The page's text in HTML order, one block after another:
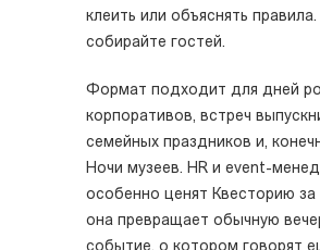
клеить или объяснять
собирайте гостей.
Формат подходит для дней
корпоративов, встреч
семейных праздников и,
Ночи музеев. HR и event-
особенно ценят Квесторию за
она превращает обычную